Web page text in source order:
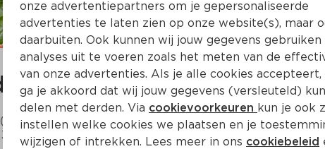
met zalm en
Min Mediterraans
onze advertentiepartners om je gepersonaliseerde
advertenties te laten zien op onze website(s), maar
daarbuiten. Ook kunnen wij jouw gegevens gebruiken
analyses uit te voeren zoals het meten van de
van onze advertenties. Als je alle cookies accepteert,
ga je akkoord dat wij jouw gegevens (versleuteld)
delen met derden. Via cookievoorkeuren kun je ook
instellen welke cookies we plaatsen en je
wijzigen of intrekken. Lees meer in ons cookiebeleid